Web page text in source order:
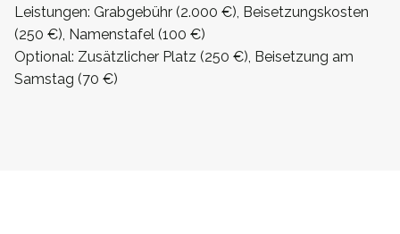
Leistungen: Grabgebühr (2.000 €), Beisetzungskosten
(250 €), Namenstafel (100 €)
Optional: Zusätzlicher Platz (250 €), Beisetzung am
Samstag (70 €)